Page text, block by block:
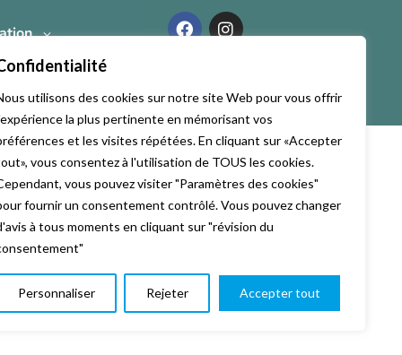
utilisons des cookies sur notre site Web pour vous offrir
la plus pertinente en mémorisant vos
et les visites répétées. En cliquant sur «Accepter
vous consentez à l'utilisation de TOUS les cookies.
vous pouvez visiter "Paramètres des cookies"
fournir un consentement contrôlé. Vous pouvez changer
à tous moments en cliquant sur "révision du
Personnaliser Rejeter Accepter tout